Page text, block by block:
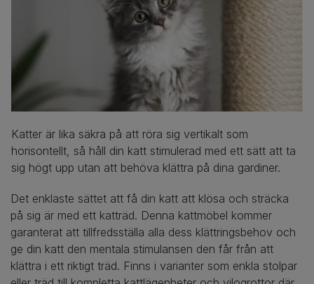
Katter är lika säkra på att röra sig vertikalt som
horisontellt, så håll din katt stimulerad med ett sätt att ta
sig högt upp utan att behöva klättra på dina gardiner.
Det enklaste sättet att få din katt att klösa och sträcka
på sig är med ett katträd. Denna kattmöbel kommer
garanterat att tillfredsställa alla dess klättringsbehov och
ge din katt den mentala stimulansen den får från att
klättra i ett riktigt träd. Finns i varianter som enkla stolpar